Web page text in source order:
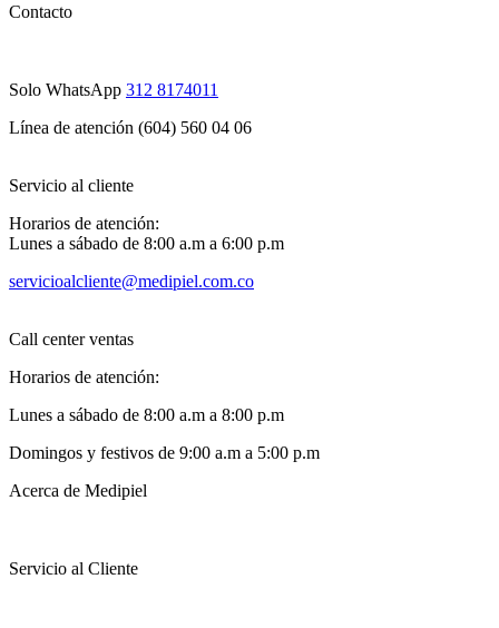
Contacto
Solo WhatsApp 312 8174011
Línea de atención (604) 560 04 06
Servicio al cliente
Horarios de atención:
Lunes a sábado de 8:00 a.m a 6:00 p.m
servicioalcliente@medipiel.com.co
Call center ventas
Horarios de atención:
Lunes a sábado de 8:00 a.m a 8:00 p.m
Domingos y festivos de 9:00 a.m a 5:00 p.m
Acerca de Medipiel
Servicio al Cliente